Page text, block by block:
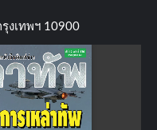
งเทพฯ 10900